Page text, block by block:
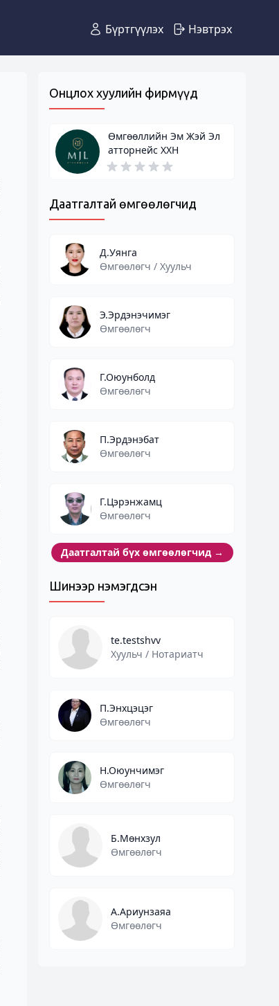
Бүртгүүлэх Нэвтрэх
Онцлох хуулийн фирмүүд
Өмгөөллийн Эм Жэй Эл
атторнейс ХХН
Даатгалтай өмгөөлөгчид
Д.Уянга
Өмгөөлөгч / Хуульч
Э.Эрдэнэчимэг
Өмгөөлөгч
Г.Оюунболд
Өмгөөлөгч
П.Эрдэнэбат
Өмгөөлөгч
Г.Цэрэнжамц
Өмгөөлөгч
Даатгалтай бүх өмгөөлөгчид →
Шинээр нэмэгдсэн
te.testshvv
Хуульч / Нотариатч
П.Энхцэцэг
Өмгөөлөгч
Н.Оюунчимэг
Өмгөөлөгч
Б.Мөнхзул
Өмгөөлөгч
А.Ариунзаяа
Өмгөөлөгч